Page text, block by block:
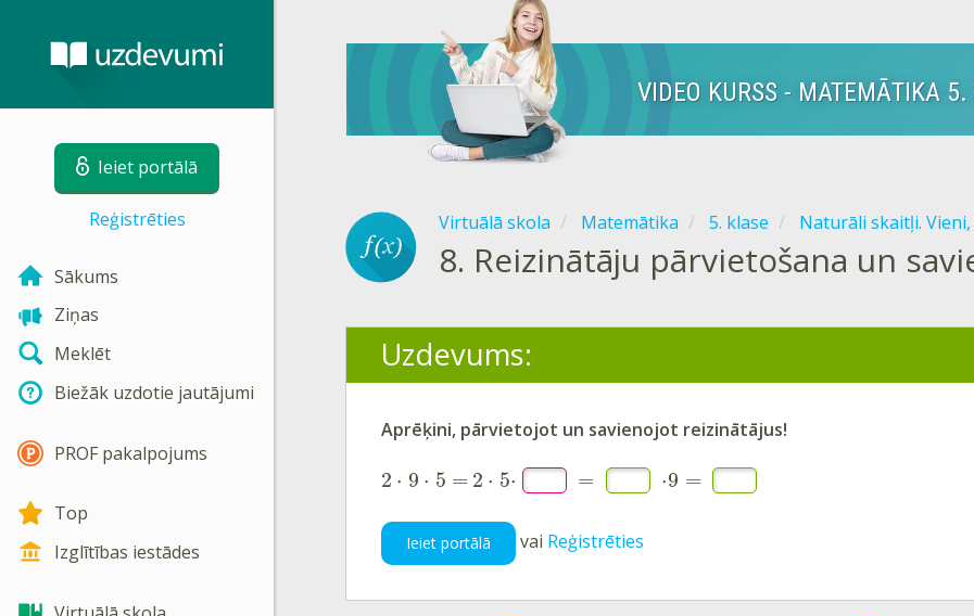
Ieiet portālā
Reģistrēties
Sākums
Ziņas
Meklēt
Biežāk uzdotie jautājumi
PROF pakalpojums
Top
Izglītības iestādes
VIDEO KURSS - MATEMĀTIKA 5.
Virtuālā skola Matemātika 5. klase Naturāli skaitļi.
8. Reizinātāju pārvietošana un
Uzdevums:
Aprēķini, pārvietojot un savienojot reizinātājus!
2 ⋅ 9 ⋅ 5 = 2 ⋅ 5⋅ = ⋅9 =
Ieiet portālā vai Reģistrēties